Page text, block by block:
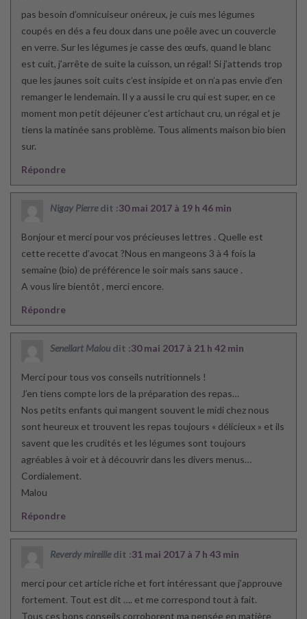
pas besoin d’omnicuiseur onéreux, je cuis mes légumes
coupés en dés a feu doux dans une poêle avec un couvercle
en verre. Sur les légumes je casse des œufs, quand le blanc
est cuit, j’arrête de suite la cuisson, un régal! Si j’attends trop
que les jaunes soit cuits c’est insipide et on n’a pas envie d’en
remanger le lendemain. Il y a aussi le cru qui est super, en ce
moment mon petit déjeuner c’est artichaut cru, un régal et je
tiens la matinée sans problème. Tous aliments maison bio bien
sur.
Répondre
Nigay Pierre dit :30 mai 2017 à 19 h 46 min
Bonjour et merci pour vos précieuses lettres . Quelle est
cette recette d’avocat ?Nous en mangeons 3 à 4 fois la
semaine (bio) de préférence le soir mais sans sauce .
A vous lire bientôt , merci encore.
Répondre
Senellart Malou dit :30 mai 2017 à 21 h 42 min
Merci pour tous vos conseils nutritionnels !
J’en tiens compte lors de la préparation des repas…
Nos petits enfants qui mangent souvent le midi chez nous
sont heureux et trouvent les repas toujours « délicieux » et ils
savent que les crudités et les légumes sont toujours
agréables à voir et à découvrir dans les divers menus…
Cordialement.
Malou
Répondre
Reverdy mireille dit :31 mai 2017 à 7 h 43 min
merci pour cet article riche et fort intéressant que j’approuve
fortement. Tout est dit …. et me correspond tout à fait.
Tous ces bons conseils corroborent ma pensée en matière